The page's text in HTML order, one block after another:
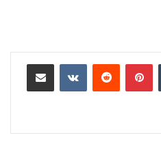
بينتيريست مشاركة عبر البريد